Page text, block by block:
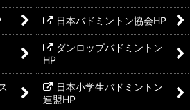
日本バドミントン協会HP
ダンロップバドミントン
HP
日本小学生バドミントン
連盟HP